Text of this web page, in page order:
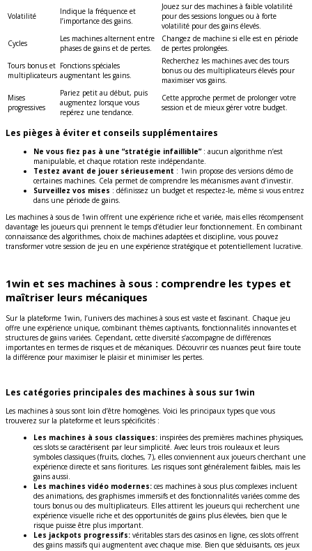
Volatilité
Indique la fréquence et
l’importance des gains.
Jouez sur des machines à faible volatilité
pour des sessions longues ou à forte
volatilité pour des gains élevés.
Cycles
Les machines alternent entre
phases de gains et de pertes.
Changez de machine si elle est en période
de pertes prolongées.
Tours bonus et
multiplicateurs
Fonctions spéciales
augmentant les gains.
Recherchez les machines avec des tours
bonus ou des multiplicateurs élevés pour
maximiser vos gains.
Mises
progressives
Pariez petit au début, puis
augmentez lorsque vous
repérez une tendance.
Cette approche permet de prolonger votre
session et de mieux gérer votre budget.
Les pièges à éviter et conseils supplémentaires
Ne vous fiez pas à une “stratégie infaillible”: aucun algorithme n’est
manipulable, et chaque rotation reste indépendante.
Testez avant de jouer sérieusement : 1win propose des versions démo de
certaines machines. Cela permet de comprendre les mécanismes avant d’investir.
Surveillez vos mises : définissez un budget et respectez-le, même si vous entrez
dans une période de gains.
Les machines à sous de 1win offrent une expérience riche et variée, mais elles récompensent
davantage les joueurs qui prennent le temps d’étudier leur fonctionnement. En combinant
connaissance des algorithmes, choix de machines adaptées et discipline, vous pouvez
transformer votre session de jeu en une expérience stratégique et potentiellement lucrative.
1win et ses machines à sous : comprendre les types et
maîtriser leurs mécaniques
Sur la plateforme 1win, l’univers des machines à sous est vaste et fascinant. Chaque jeu
offre une expérience unique, combinant thèmes captivants, fonctionnalités innovantes et
structures de gains variées. Cependant, cette diversité s’accompagne de différences
importantes en termes de risques et de mécaniques. Découvrir ces nuances peut faire toute
la différence pour maximiser le plaisir et minimiser les pertes.
Les catégories principales des machines à sous sur 1win
Les machines à sous sont loin d’être homogènes. Voici les principaux types que vous
trouverez sur la plateforme et leurs spécificités :
Les machines à sous classiques: inspirées des premières machines physiques,
ces slots se caractérisent par leur simplicité. Avec leurs trois rouleaux et leurs
symboles classiques (fruits, cloches, 7), elles conviennent aux joueurs cherchant une
expérience directe et sans fioritures. Les risques sont généralement faibles, mais les
gains aussi.
Les machines vidéo modernes: ces machines à sous plus complexes incluent
des animations, des graphismes immersifs et des fonctionnalités variées comme des
tours bonus ou des multiplicateurs. Elles attirent les joueurs qui recherchent une
expérience visuelle riche et des opportunités de gains plus élevées, bien que le
risque puisse être plus important.
Les jackpots progressifs: véritables stars des casinos en ligne, ces slots offrent
des gains massifs qui augmentent avec chaque mise. Bien que séduisants, ces jeux